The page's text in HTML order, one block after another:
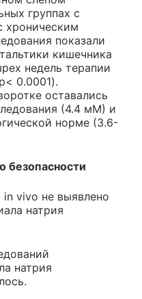
группах с
хроническим
показали
кишечника
недель терапии
0.0001).
оставались
(4.4 мМ) и
норме (3.6-
безопасности
vivo не выявлено
натрия
натрия